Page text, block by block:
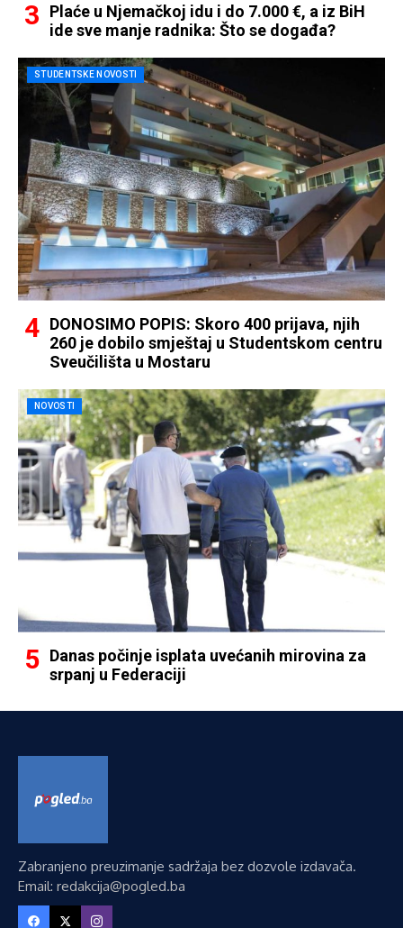
Plaće u Njemačkoj idu i do 7.000 €, a iz BiH
ide sve manje radnika: Što se događa?
STUDENTSKE NOVOSTI
DONOSIMO POPIS: Skoro 400 prijava, njih
260 je dobilo smještaj u Studentskom centru
Sveučilišta u Mostaru
NOVOSTI
Danas počinje isplata uvećanih mirovina za
srpanj u Federaciji
Zabranjeno preuzimanje sadržaja bez dozvole izdavača.
Email: redakcija@pogled.ba